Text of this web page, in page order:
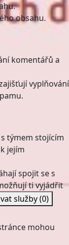
obsahu.
komentářů a
vyplňování
týmem stojícím
jejím
spojit se s
ti vyjádřit
služby(0)
mohou